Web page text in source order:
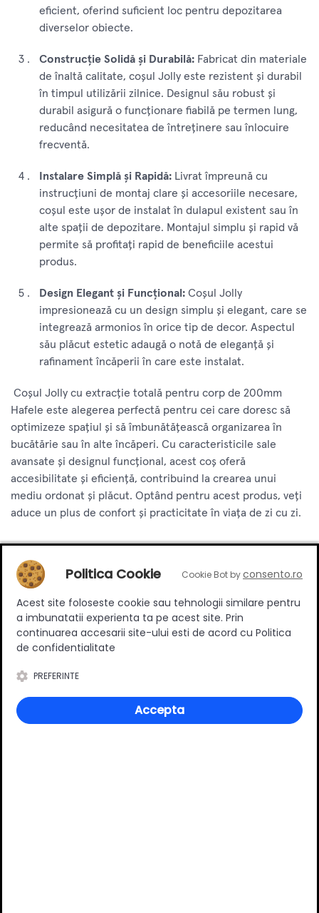
eficient, oferind suficient loc pentru depozitarea
diverselor obiecte.
Construcție Solidă și Durabilă: Fabricat din materiale
de înaltă calitate, coșul Jolly este rezistent și durabil
în timpul utilizării zilnice. Designul său robust și
durabil asigură o funcționare fiabilă pe termen lung,
reducând necesitatea de întreținere sau înlocuire
frecventă.
Instalare Simplă și Rapidă: Livrat împreună cu
instrucțiuni de montaj clare și accesoriile necesare,
coșul este ușor de instalat în dulapul existent sau în
alte spații de depozitare. Montajul simplu și rapid vă
permite să profitați rapid de beneficiile acestui
produs.
Design Elegant și Funcțional: Coșul Jolly
impresionează cu un design simplu și elegant, care se
integrează armonios în orice tip de decor. Aspectul
său plăcut estetic adaugă o notă de eleganță și
rafinament încăperii în care este instalat.
Coșul Jolly cu extracție totală pentru corp de 200mm
Hafele este alegerea perfectă pentru cei care doresc să
optimizeze spațiul și să îmbunătățească organizarea în
bucătărie sau în alte încăperi. Cu caracteristicile sale
avansate și designul funcțional, acest coș oferă
accesibilitate și eficiență, contribuind la crearea unui
mediu ordonat și plăcut. Optând pentru acest produs, veți
aduce un plus de confort și practicitate în viața de zi cu zi.
Specificatii
Amortizare
Da
Inaltime
[mm]
Varianta extragere
Totala
Politica Cookie Cookie Bot byconsento.ro
Acest site foloseste cookie sau tehnologii similare pentru
a imbunatatii experienta ta pe acest site. Prin
continuarea accesarii site-ului esti de acord cu Politica
de confidentialitate
PREFERINTE
Accepta